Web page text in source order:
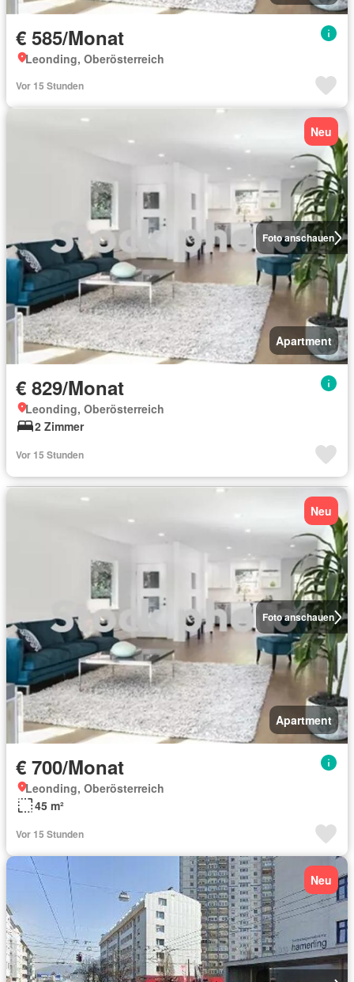
€ 585/Monat
Leonding, Oberösterreich
Vor 15 Stunden
Foto anschauen
Neu
Apartment
€ 829/Monat
Leonding, Oberösterreich
2 Zimmer
Vor 15 Stunden
Foto anschauen
Neu
Apartment
€ 700/Monat
Leonding, Oberösterreich
45 m²
Vor 15 Stunden
Neu